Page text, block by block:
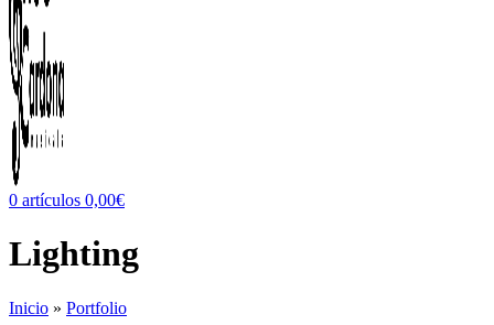
0 artículos 0,00€
Lighting
Inicio » Portfolio